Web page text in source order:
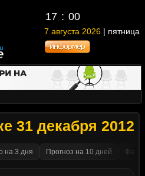
17 00
7 августа 2026 | пятница
31 декабря 2012
на 3 дня Прогноз на 10 дней